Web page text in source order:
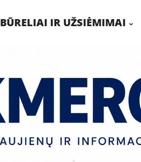
BŪRELIAI IR UŽSIĖMIMAI